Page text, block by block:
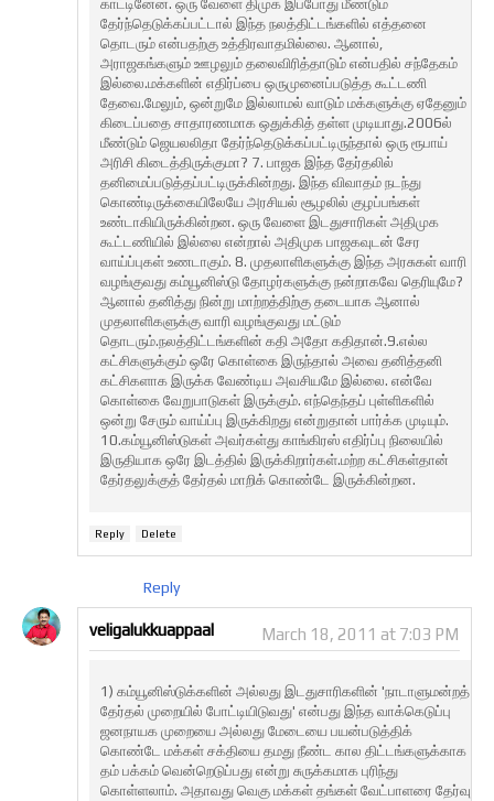
காட்டினேன். ஒரு வேளை திமுக இப்போது மீண்டும்
தேர்ந்தெடுக்கப்பட்டால் இந்த நலத்திட்டங்களில் எத்தனை
தொடரும் என்பதற்கு உத்திரவாதமில்லை. ஆனால்,
அராஜகங்களும் ஊழலும் தலைவிரித்தாடும் என்பதில் சந்தேகம்
இல்லை.மக்களின் எதிர்ப்பை ஒருமுனைப்படுத்த கூட்டணி
தேவை.மேலும், ஒன்றுமே இல்லாமல் வாடும் மக்களுக்கு ஏதேனும்
கிடைப்பதை சாதாரணமாக ஒதுக்கித் தள்ள முடியாது.2006ல்
மீண்டும் ஜெயலலிதா தேர்ந்தெடுக்கப்பட்டிருந்தால் ஒரு ரூபாய்
அரிசி கிடைத்திருக்குமா? 7. பாஜக இந்த தேர்தலில்
தனிமைப்படுத்தப்பட்டிருக்கின்றது. இந்த விவாதம் நடந்து
கொண்டிருக்கையிலேயே அரசியல் சூழலில் குழப்பங்கள்
உண்டாகியிருக்கின்றன. ஒரு வேளை இடதுசாரிகள் அதிமுக
கூட்டணியில் இல்லை என்றால் அதிமுக பாஜகவுடன் சேர
வாய்ப்புகள் உணடாகும். 8. முதலாளிகளுக்கு இந்த அரசுகள் வாரி
வழங்குவது கம்யூனிஸ்டு தோழர்களுக்கு நன்றாகவே தெரியுமே?
ஆனால் தனித்து நின்று மாற்றத்திற்கு தடையாக ஆனால்
முதலாளிகளுக்கு வாரி வழங்குவது மட்டும்
தொடரும்.நலத்திட்டங்களின் கதி அதோ கதிதான்.9.எல்ல
கட்சிகளுக்கும் ஒரே கொள்கை இருந்தால் அவை தனித்தனி
கட்சிகளாக இருக்க வேண்டிய அவசியமே இல்லை. என்வே
கொள்கை வேறுபாடுகள் இருக்கும். எந்தெந்தப் புள்ளிகளில்
ஒன்று சேரும் வாய்ப்பு இருக்கிறது என்றுதான் பார்க்க முடியும்.
10.கம்யூனிஸ்டுகள் அவர்கள்து காங்கிரஸ் எதிர்ப்பு நிலையில்
இருதியாக ஒரே இடத்தில் இருக்கிறார்கள்.மற்ற கட்சிகள்தான்
தேர்தலுக்குத் தேர்தல் மாறிக் கொண்டே இருக்கின்றன.
Reply Delete
Reply
veligalukkuappaal March 18, 2011 at 7:03 PM
1) கம்யூனிஸ்டுக்களின் அல்லது இடதுசாரிகளின் 'நாடாளுமன்றத்
தேர்தல் முறையில் போட்டியிடுவது' என்பது இந்த வாக்கெடுப்பு
ஜனநாயக முறையை அல்லது மேடையை பயன்படுத்திக்
கொண்டே மக்கள் சக்தியை தமது நீண்ட கால திட்டங்களுக்காக
தம் பக்கம் வென்றெடுப்பது என்று சுருக்கமாக புரிந்து
கொள்ளலாம். அதாவது வெகு மக்கள் தங்கள் வேட்பாளரை தேர்வு